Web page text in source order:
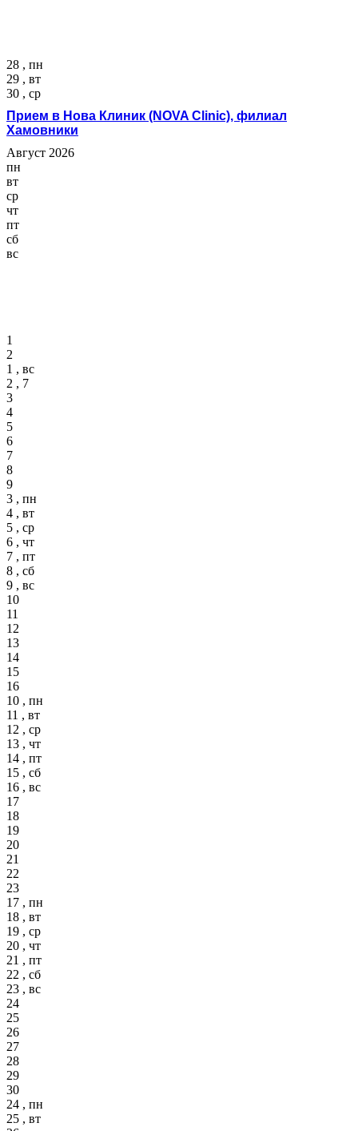
28 , пн
29 , вт
30 , ср
Прием в Нова Клиник (NOVA Clinic), филиал
Хамовники
Август 2026
пн
вт
ср
чт
пт
сб
вс
1
2
1 , вс
2 , 7
3
4
5
6
7
8
9
3 , пн
4 , вт
5 , ср
6 , чт
7 , пт
8 , сб
9 , вс
10
11
12
13
14
15
16
10 , пн
11 , вт
12 , ср
13 , чт
14 , пт
15 , сб
16 , вс
17
18
19
20
21
22
23
17 , пн
18 , вт
19 , ср
20 , чт
21 , пт
22 , сб
23 , вс
24
25
26
27
28
29
30
24 , пн
25 , вт